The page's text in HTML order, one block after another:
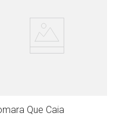
Que Caia